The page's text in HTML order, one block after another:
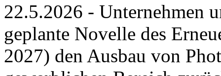
22.5.2026 - Unternehmen
geplante Novelle des
2027) den Ausbau von